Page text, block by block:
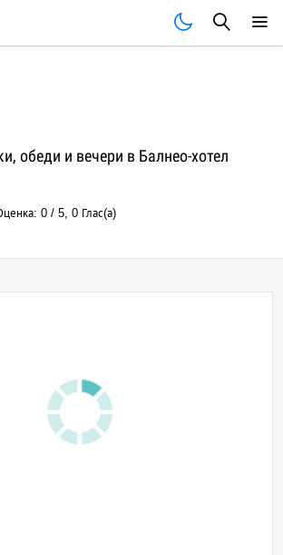
обеди и вечери в Балнео-хотел
0 /5,0 Глас(а)